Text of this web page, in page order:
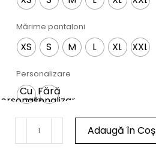
Mărime pantaloni
XS S M L XL XXL
Personalizare
Cu
personalizare
Fără
personalizare
Adaugă în Coș